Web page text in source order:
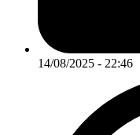
14/08/2025 - 22:46